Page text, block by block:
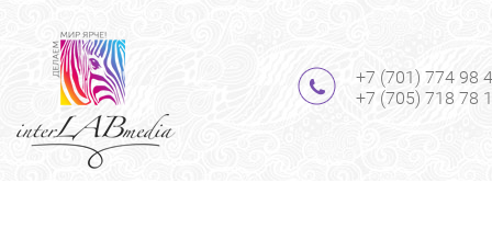
+7 (701) 774 98
+7 (705) 718 78